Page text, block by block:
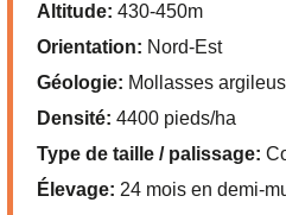
Altitude: 430-450m
Orientation: Nord-Est
Géologie: Mollasses
Densité: 4400 pieds/ha
Type de taille / palissage:
Élevage: 24 mois en demi-